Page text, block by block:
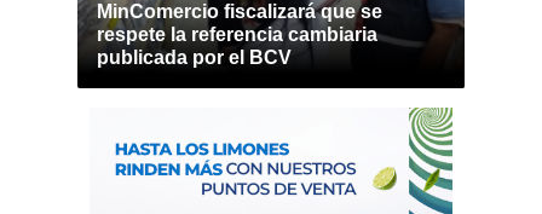
MinComercio fiscalizará que se
respete la referencia cambiaria
publicada por el BCV